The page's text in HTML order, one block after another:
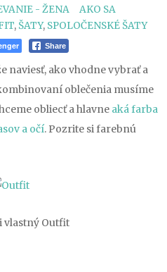
- ŽENA TAGS
AKO SA
, ŠATY, SPOLOČENSKÉ ŠATY
Share
naviesť, ako vhodne vybrať a
oblečenia musíme
obliecť a hlavne aká farba
a očí. Pozrite si farebnú
vlastný Outfit